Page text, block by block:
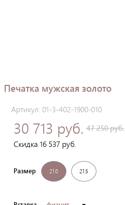
Печатка мужская золото
Артикул: 01-3-402-1900-010
30 713 руб. 47 250 руб.
Скидка 16 537 руб.
Размер 21.0 21.5